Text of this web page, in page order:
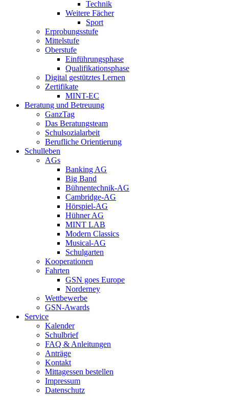
Technik
Weitere Fächer
Sport
Erprobungsstufe
Mittelstufe
Oberstufe
Einführungsphase
Qualifikationsphase
Digital gestütztes Lernen
Zertifikate
MINT-EC
Beratung und Betreuung
GanzTag
Das Beratungsteam
Schulsozialarbeit
Berufliche Orientierung
Schulleben
AGs
Banking AG
Big Band
Bühnentechnik-AG
Cambridge-AG
Hörspiel-AG
Hühner AG
MINT LAB
Modern Classics
Musical-AG
Schulgarten
Kooperationen
Fahrten
GSN goes Europe
Norderney
Wettbewerbe
GSN-Awards
Service
Kalender
Schulbrief
FAQ & Anleitungen
Anträge
Kontakt
Mittagessen bestellen
Impressum
Datenschutz